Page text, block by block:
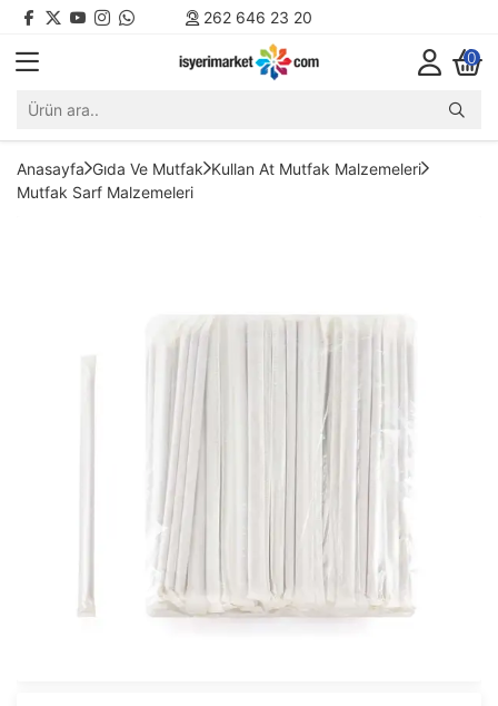
262 646 23 20
0
Anasayfa Gıda Ve Mutfak Kullan At Mutfak Malzemeleri
Mutfak Sarf Malzemeleri